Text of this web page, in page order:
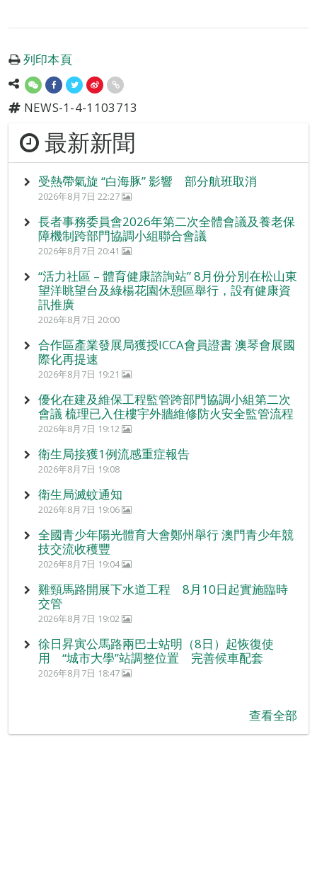
列印本頁
NEWS-1-4-1103713
最新新聞
受熱帶氣旋 “白海豚” 影響 部分航班取消
2026年8月7日 22:27
長者事務委員會2026年第二次全體會議及養老保
障機制跨部門協調小組聯合會議
2026年8月7日 20:41
“活力社區 – 體育健康諮詢站” 8月份分別在松山東
望洋眺望台及綠楊花園休憩區舉行，設有健康資
訊推廣
2026年8月7日 20:00
合作區產業發展局獲授ICCA會員證書 澳琴會展國
際化再提速
2026年8月7日 19:21
優化在建及維保工程監管跨部門協調小組第二次
會議 梳理已入住樓宇外牆維修防火安全監管流程
2026年8月7日 19:12
衛生局接獲1例流感重症報告
2026年8月7日 19:08
衛生局滅蚊通知
2026年8月7日 19:06
全國青少年陽光體育大會鄭州舉行 澳門青少年競
技交流收穫豐
2026年8月7日 19:04
雞頸馬路開展下水道工程 8月10日起實施臨時
交管
2026年8月7日 19:02
徐日昇寅公馬路兩巴士站明（8日）起恢復使
用 “城市大學”站調整位置 完善候車配套
2026年8月7日 18:47
查看全部